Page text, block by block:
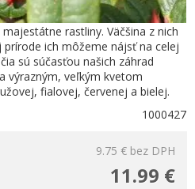
rastliny. Väčšina z nich
ich môžeme nájsť na celej
sú súčasťou našich záhrad
výrazným, veľkým kvetom
fialovej, červenej a bielej.
1000427
9.75 € bez DPH
11.99 €